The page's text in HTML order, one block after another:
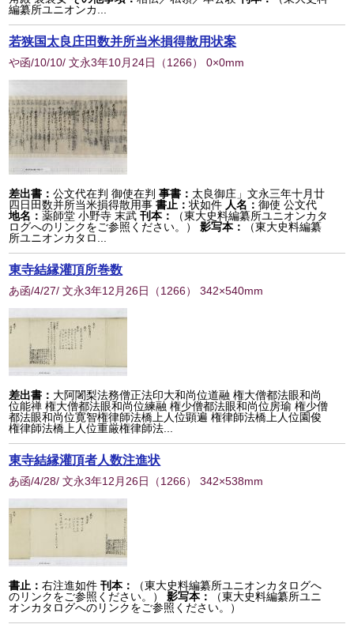
編纂所ユニオンカ...
若狭国太良庄田数并所当米損得散用状案
や函/10/10/ 文永3年10月24日 （1266） 0×0mm
差出書：公文代在判 御使在判 事書： 太良御庄」文永三年十月廿
四日田数并所当米損得散用事 書止：状如件 人名：御使 公文代
地名：薬師堂 小野寺 末武 刊本：
（東大史料編纂所ユニオンカタ
ログへのリンクをご参照ください。）
影写本：
（東大史料編纂
所ユニオンカタロ...
東寺結縁灌頂所巻数
あ函/4/27/ 文永3年12月26日 （1266） 342×540mm
差出書： 大阿闍梨法務僧正法印大和尚位道融 権大僧都法眼和尚
位能禅 権大僧都法眼和尚位練融 権少僧都法眼和尚位房瑜 権少僧
都法眼和尚位寛智権律師法橋上人位顕遍 権律師法橋上人位園俊
権律師法橋上人位重厳権律師法...
東寺結縁灌頂者人数注進状
あ函/4/28/ 文永3年12月26日 （1266） 342×538mm
書止：右注進如件 刊本：
（東大史料編纂所ユニオンカタログへ
のリンクをご参照ください。）
影写本：
（東大史料編纂所ユニ
オンカタログへのリンクをご参照ください。）